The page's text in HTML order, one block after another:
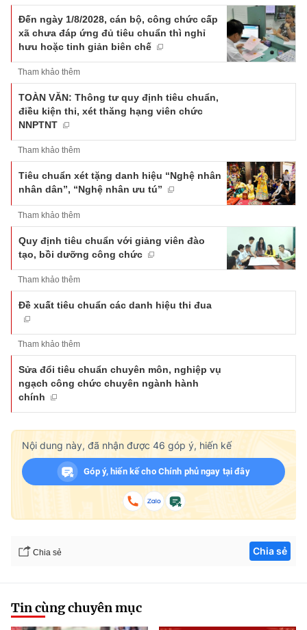
Đến ngày 1/8/2028, cán bộ, công chức cấp
xã chưa đáp ứng đủ tiêu chuẩn thì nghỉ
hưu hoặc tinh giản biên chế
Tham khảo thêm
TOÀN VĂN: Thông tư quy định tiêu chuẩn,
điều kiện thi, xét thăng hạng viên chức
NNPTNT
Tham khảo thêm
Tiêu chuẩn xét tặng danh hiệu “Nghệ nhân
nhân dân”, “Nghệ nhân ưu tú”
Tham khảo thêm
Quy định tiêu chuẩn với giảng viên đào
tạo, bồi dưỡng công chức
Tham khảo thêm
Đề xuất tiêu chuẩn các danh hiệu thi đua
Tham khảo thêm
Sửa đổi tiêu chuẩn chuyên môn, nghiệp vụ
ngạch công chức chuyên ngành hành
chính
Nội dung này, đã nhận được 46 góp ý, hiến kế
Góp ý, hiến kế cho Chính phủ ngay tại đây
Chia sẻ Chia sẻ
Tin cùng chuyên mục